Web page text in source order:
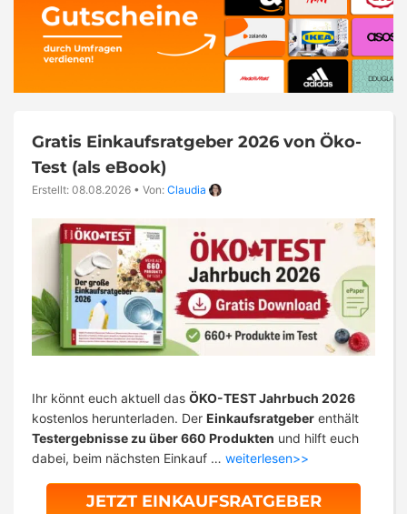
Gratis Einkaufsratgeber 2026 von Öko-
Test (als eBook)
Erstellt: 08.08.2026 • Von: Claudia
Ihr könnt euch aktuell das ÖKO-TEST Jahrbuch 2026
kostenlos herunterladen. Der Einkaufsratgeber enthält
Testergebnisse zu über 660 Produkten und hilft euch
dabei, beim nächsten Einkauf … weiterlesen>>
JETZT EINKAUFSRATGEBER